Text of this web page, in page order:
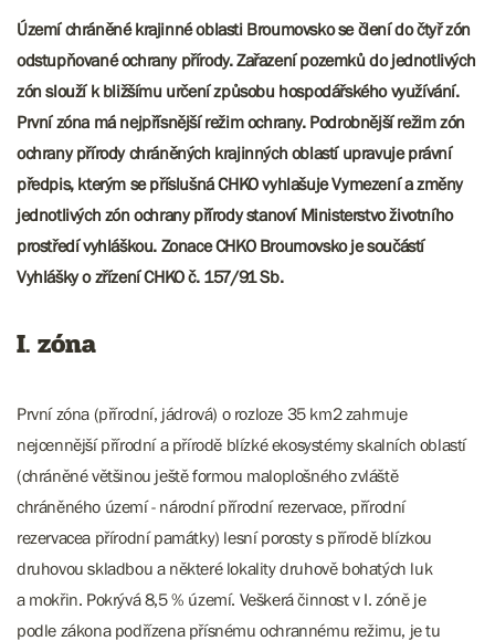
Území chráněné krajinné oblasti Broumovsko se člení do čtyř zón
odstupňované ochrany přírody. Zařazení pozemků do jednotlivých
zón slouží k bližšímu určení způsobu hospodářského využívání.
První zóna má nejpřísnější režim ochrany. Podrobnější režim zón
ochrany přírody chráněných krajinných oblastí upravuje právní
předpis, kterým se příslušná CHKO vyhlašuje Vymezení a změny
jednotlivých zón ochrany přírody stanoví Ministerstvo životního
prostředí vyhláškou. Zonace CHKO Broumovsko je součástí
Vyhlášky o zřízení CHKO č. 157/91 Sb.
I. zóna
První zóna (přírodní, jádrová) o rozloze 35 km2 zahrnuje
nejcennější přírodní a přírodě blízké ekosystémy skalních oblastí
(chráněné většinou ještě formou maloplošného zvláště
chráněného území - národní přírodní rezervace, přírodní
rezervacea přírodní památky) lesní porosty s přírodě blízkou
druhovou skladbou a některé lokality druhově bohatých luk
a mokřin. Pokrývá 8,5 % území. Veškerá činnost v I. zóně je
podle zákona podřízena přísnému ochrannému režimu, je tu